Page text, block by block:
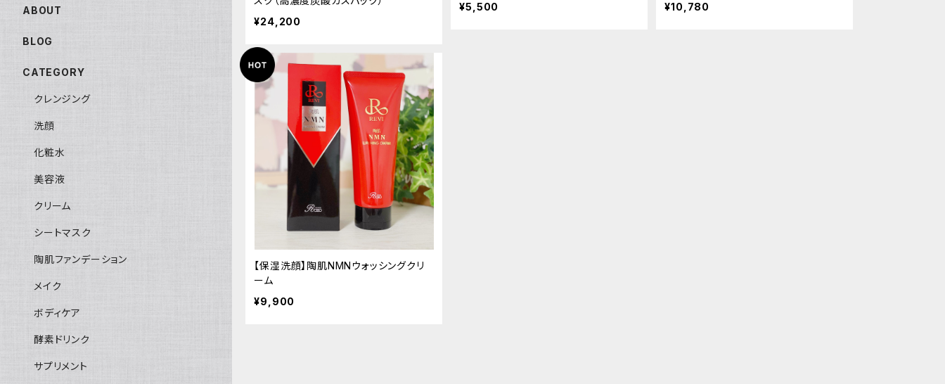
¥24,200
¥5,500
¥10,780
【保湿洗顔】陶肌NMNウォッシングクリ
ーム
¥9,900
ABOUT
BLOG
CATEGORY
クレンジング
洗顔
化粧水
美容液
クリーム
シートマスク
陶肌ファンデーション
メイク
ボディケア
酵素ドリンク
サプリメント